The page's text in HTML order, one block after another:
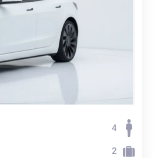
4
2